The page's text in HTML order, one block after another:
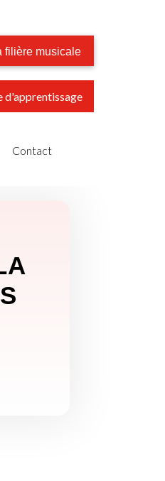
filière musicale
d'apprentissage
Contact